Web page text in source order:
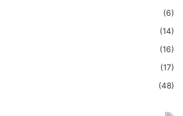
(6)
(14)
(16)
(17)
(48)